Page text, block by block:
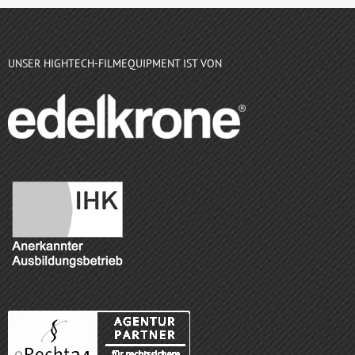
UNSER HIGHTECH-FILMEQUIPMENT IST VON